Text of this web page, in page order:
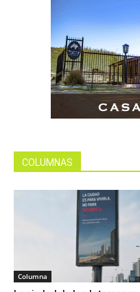
COLUMNAS
Columna